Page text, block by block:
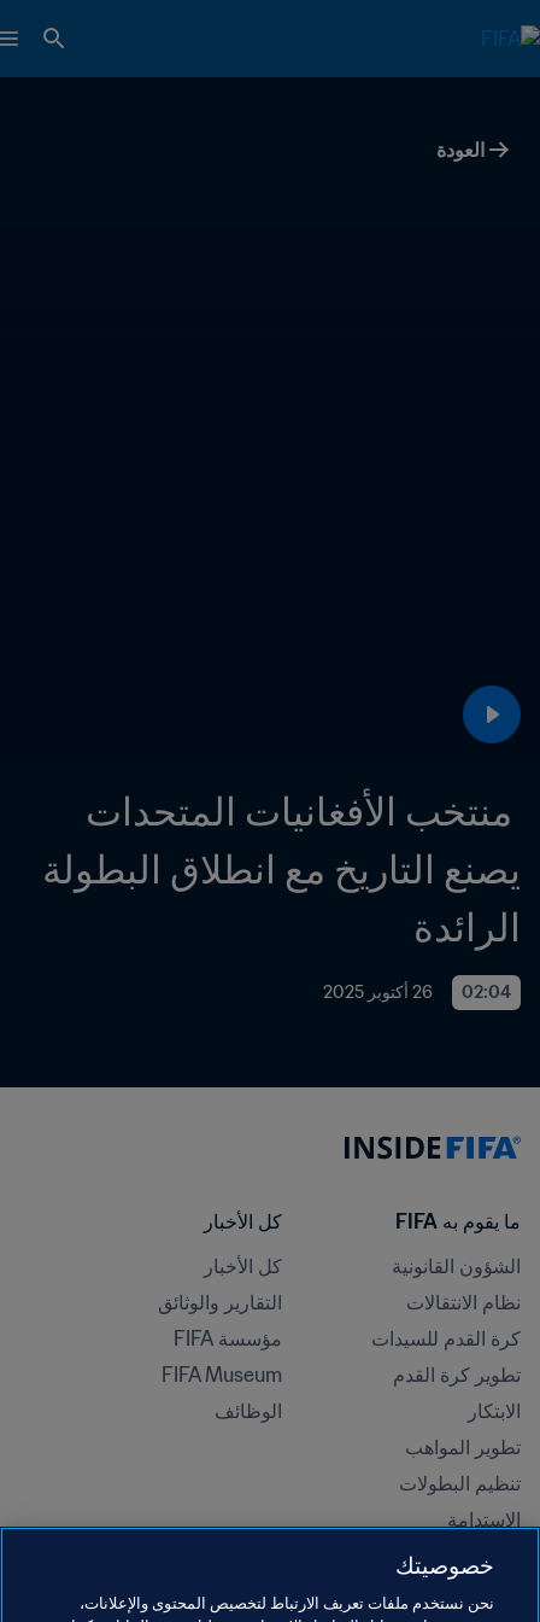
العودة
الرائدة
02:04 26 أكتوبر 2025
ما يقوم به FIFA
الشؤون القانونية
نظام الانتقالات
كرة القدم للسيدات
تطوير كرة القدم
الابتكار
تطوير المواهب
تنظيم البطولات
الاستدامة
حقوق الإنسان ومناهضة التمييز
كل الأخبار
كل الأخبار
التقارير والوثائق
مؤسسة FIFA
FIFA Museum
الوظائف
خصوصيتك
نحن نستخدم ملفات تعريف الارتباط لتخصيص المحتوى والإعلانات،